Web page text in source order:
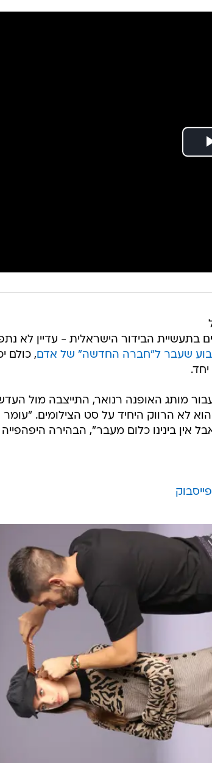
בתעשיית הבידור הישראלית - עדיין לא
שעבר ל"חברה החדשה" של אדם, כולם
מותג האופנה רנואר, התייצבה מול
לא הרווק היחיד על סט הצילומים. "עומר
אין בינינו כלום מעבר", הבהירה היפהפייה